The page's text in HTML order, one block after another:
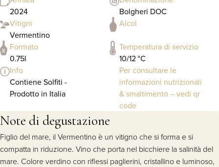
2024
Bolgheri DOC
Vitigni
Vermentino
Alcol
Formato
0.75l
Temperatura di servizio
10/12 °C
Info
Contiene Solfiti -
Prodotto in Italia
Per consultare le
informazioni nutrizionali
& smaltimento – vedi qr
code
Note di degustazione
Figlio del mare, il Vermentino è un vitigno che si forma e si
compatta in riduzione. Vino che porta nel bicchiere la salinità del
mare. Colore verdino con riflessi paglierini, cristallino e luminoso,